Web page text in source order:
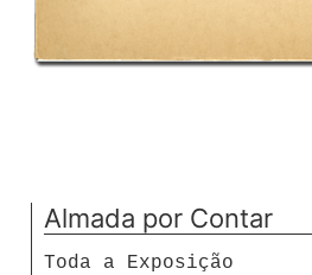
Almada por Contar
Toda a Exposição